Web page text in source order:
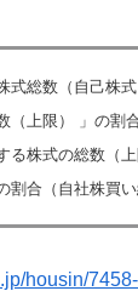
式総数（自己株
（上限） 」の割
る株式の総数（
割合（自社株買い
housin/